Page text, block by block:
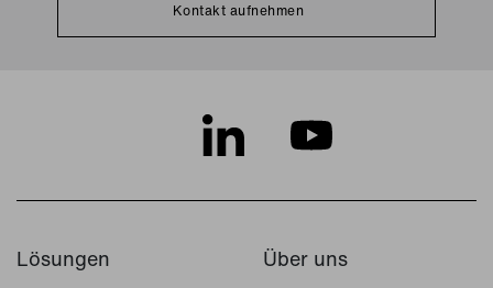
Kontakt aufnehmen
Lösungen Über uns